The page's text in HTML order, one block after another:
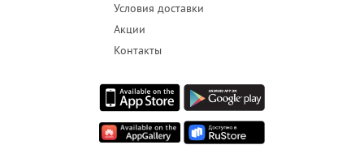
Условия доставки
Акции
Контакты